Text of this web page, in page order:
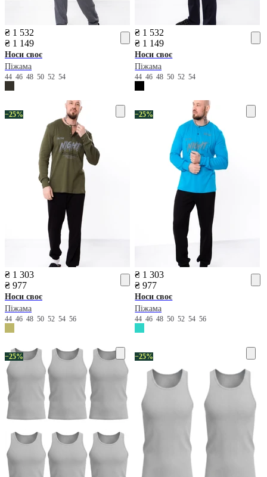
₴ 1 532
₴ 1 149
Носи своє
Піжама
44 46 48 50 52 54
₴ 1 532
₴ 1 149
Носи своє
Піжама
444648505254
−25%
₴ 1 303
₴ 977
Носи своє
Піжама
44 46 48 50 52 54 56
−25%
₴ 1 303
₴ 977
Носи своє
Піжама
44464850525456
−25% −25%